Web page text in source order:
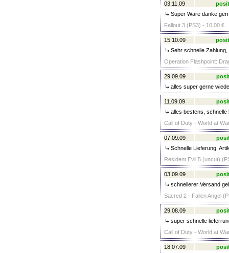
03.11.09
Super Ware danke
Fallout 3 (PS3) - 10,00 €
15.10.09
Sehr schnelle
Operation Flashpoint:
29.09.09
alles super gerne
11.09.09
alles bestens, schnelle
Call of Duty - World at
07.09.09
Schnelle Lieferung,
Resident Evil 5 (uncut)
03.09.09
schnellerer Versand
Sacred 2 - Fallen Angel
29.08.09
super schnelle
Call of Duty - World at
18.07.09